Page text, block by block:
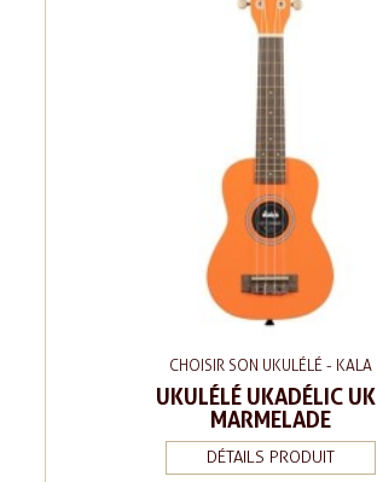
CHOISIR SON UKULÉLÉ - KALA
UKULÉLÉ UKADÉLIC
MARMELADE
DÉTAILS PRODUIT